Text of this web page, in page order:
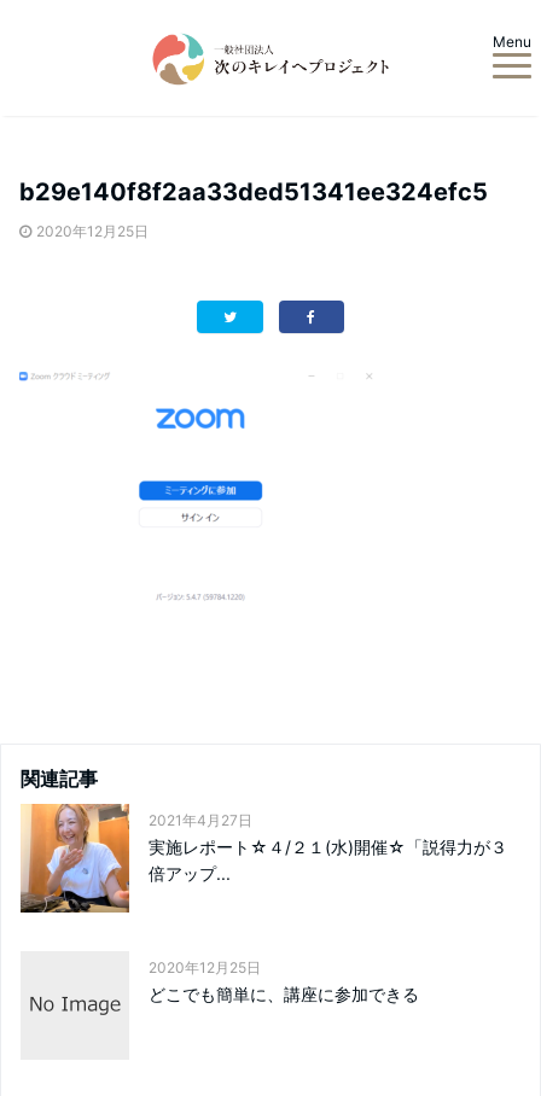
Menu
b29e140f8f2aa33ded51341ee324efc5
2020年12月25日
関連記事
2021年4月27日
実施レポート☆４/２１(水)開催☆「説得力が３
倍アップ...
2020年12月25日
どこでも簡単に、講座に参加できる